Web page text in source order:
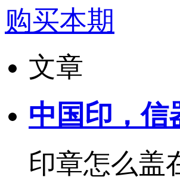
购买本期
文章
中国印，信
印章怎么盖